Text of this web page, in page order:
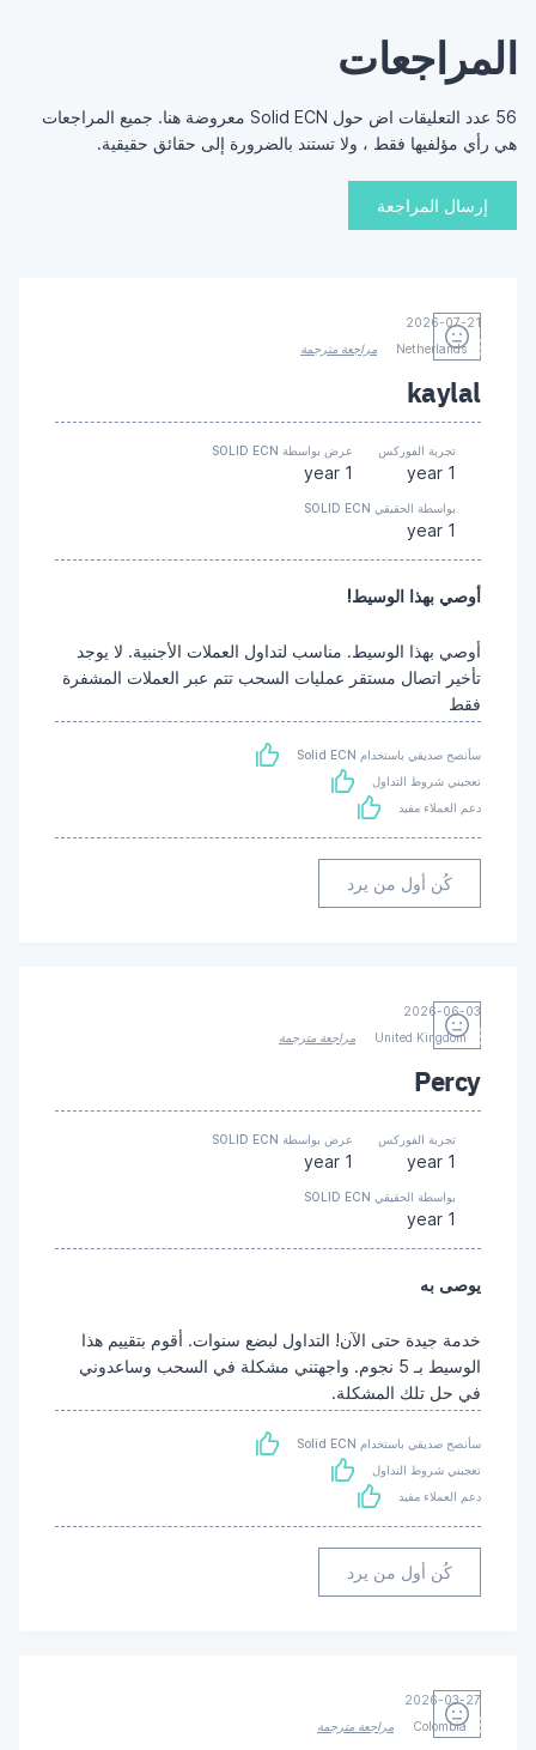
المراجعات
56 عدد التعليقات اض حول Solid ECN معروضة هنا. جميع المراجعات
هي رأي مؤلفيها فقط ، ولا تستند بالضرورة إلى حقائق حقيقية.
إرسال المراجعة
2026-07-21
Netherlands
مراجعة مترجمة
kaylal
تجربة الفوركس
1 year
عرض بواسطة SOLID ECN
1 year
بواسطة الحقيقي SOLID ECN
1 year
أوصي بهذا الوسيط!
أوصي بهذا الوسيط. مناسب لتداول العملات الأجنبية. لا يوجد
تأخير اتصال مستقر عمليات السحب تتم عبر العملات المشفرة
فقط
سأنصح صديقي باستخدام Solid ECN
تعجبني شروط التداول
دعم العملاء مفيد
كُن أول من يرد
2026-06-03
United Kingdom
مراجعة مترجمة
Percy
تجربة الفوركس
1 year
عرض بواسطة SOLID ECN
1 year
بواسطة الحقيقي SOLID ECN
1 year
يوصى به
خدمة جيدة حتى الآن! التداول لبضع سنوات. أقوم بتقييم هذا
الوسيط بـ 5 نجوم. واجهتني مشكلة في السحب وساعدوني
في حل تلك المشكلة.
سأنصح صديقي باستخدام Solid ECN
تعجبني شروط التداول
دعم العملاء مفيد
كُن أول من يرد
2026-03-27
Colombia
مراجعة مترجمة